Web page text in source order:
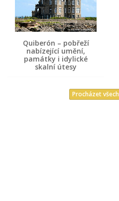
Quiberón – pobřeží
nabízející umění,
památky i idylické
skalní útesy
Procházet